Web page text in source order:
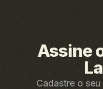
Assine
Cadastre o